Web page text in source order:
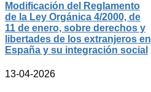
Modificación del Reglamento
de la Ley Orgánica 4/2000, de
11 de enero, sobre derechos y
libertades de los extranjeros en
España y su integración social
13-04-2026